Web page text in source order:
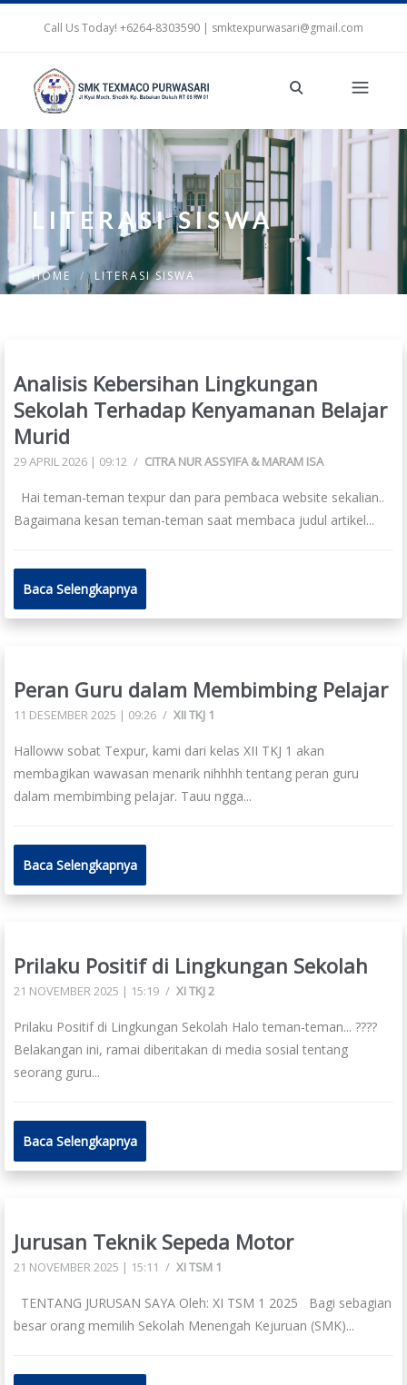
Call Us Today! +6264-8303590 | smktexpurwasari@gmail.com
LITERASI SISWA
HOME LITERASI SISWA
Analisis Kebersihan Lingkungan
Sekolah Terhadap Kenyamanan Belajar
Murid
29 APRIL 2026 | 09:12 / CITRA NUR ASSYIFA & MARAM ISA
Hai teman-teman texpur dan para pembaca website sekalian..
Bagaimana kesan teman-teman saat membaca judul artikel...
Baca Selengkapnya
Peran Guru dalam Membimbing Pelajar
11 DESEMBER 2025 | 09:26 / XII TKJ 1
Halloww sobat Texpur, kami dari kelas XII TKJ 1 akan
membagikan wawasan menarik nihhhh tentang peran guru
dalam membimbing pelajar. Tauu ngga...
Baca Selengkapnya
Prilaku Positif di Lingkungan Sekolah
21 NOVEMBER 2025 | 15:19 / XI TKJ 2
Prilaku Positif di Lingkungan Sekolah Halo teman-teman... ????
Belakangan ini, ramai diberitakan di media sosial tentang
seorang guru...
Baca Selengkapnya
Jurusan Teknik Sepeda Motor
21 NOVEMBER 2025 | 15:11 / XI TSM 1
TENTANG JURUSAN SAYA Oleh: XI TSM 1 2025 Bagi sebagian
besar orang memilih Sekolah Menengah Kejuruan (SMK)...